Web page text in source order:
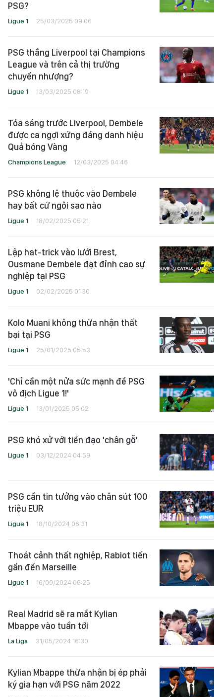
PSG?
Ligue 1 25/03/2025 09:06
PSG thắng Liverpool tại Champions
League và trên cả thị trường
chuyển nhượng?
Ligue 1 13/03/2025 08:19
Tỏa sáng trước Liverpool, Dembele
được ca ngợi xứng đáng danh hiệu
Quả bóng Vàng
Champions League 12/03/2025 04:46
PSG không lệ thuộc vào Dembele
hay bất cứ ngôi sao nào
Ligue 1 18/02/2025 05:21
Lập hat-trick vào lưới Brest,
Ousmane Dembele đạt đỉnh cao sự
nghiệp tại PSG
Ligue 1 02/02/2025 01:30
Kolo Muani không thừa nhận thất
bại tại PSG
Ligue 1 25/01/2025 05:53
'Chỉ cần một nửa sức mạnh để PSG
vô địch Ligue 1!'
Ligue 1 13/01/2025 05:02
PSG khó xử với tiền đạo 'chân gỗ'
Ligue 1 03/12/2024 04:59
PSG cần tin tưởng vào chân sút 100
triệu EUR
Ligue 1 18/10/2024 06:31
Thoát cảnh thất nghiệp, Rabiot tiến
gần đến Marseille
Ligue 1 16/09/2024 06:25
Real Madrid sẽ ra mắt Kylian
Mbappe vào tuần tới
La Liga 31/05/2024 16:30
Kylian Mbappe thừa nhận bị ép phải
ký gia hạn với PSG năm 2022